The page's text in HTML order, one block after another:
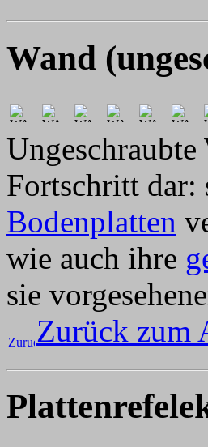
Wand
Fortschritt dar:
Bodenplatten
wie auch ihre
sie
Zurück zum